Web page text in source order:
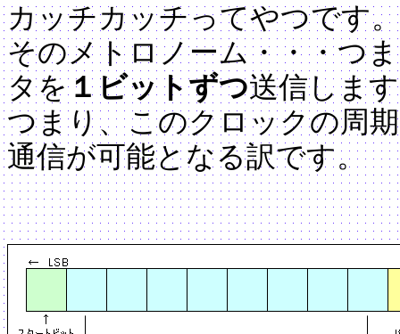
カッチカッチってやつです
そのメトロノーム・・・つ
タを１ビットずつ送信しま
つまり、このクロックの周
通信が可能となる訳です。